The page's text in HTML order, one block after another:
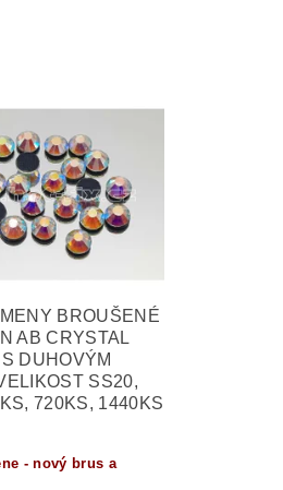
BROUŠENÉ
AB CRYSTAL
DUHOVÝM
SS20,
720KS, 1440KS
- nový brus a